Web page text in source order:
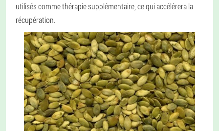
utilisés comme thérapie supplémentaire, ce qui accélérera la
récupération.